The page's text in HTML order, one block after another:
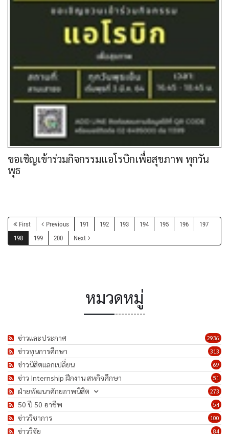
ขอเชิญเข้าร่วมกิจกรรมแอโรบิกเพื่อสุขภาพ ทุกวัน
พุธ
First Previous 191 192 193 194 195 196
197
198
199 200 Next
หมวดหมู่
2936
ข่าวและประกาศ
313
ข่าวทุนการศึกษา
69
ข่าวนิสิตแลกเปลี่ยน
51
ข่าว Internship ฝึกงาน สหกิจศึกษา
273
ฝ่ายพัฒนาศักยภาพนิสิต
54
50 ปี 50 อาชีพ
100
ข่าววิชาการ
84
ข่าววิจัย